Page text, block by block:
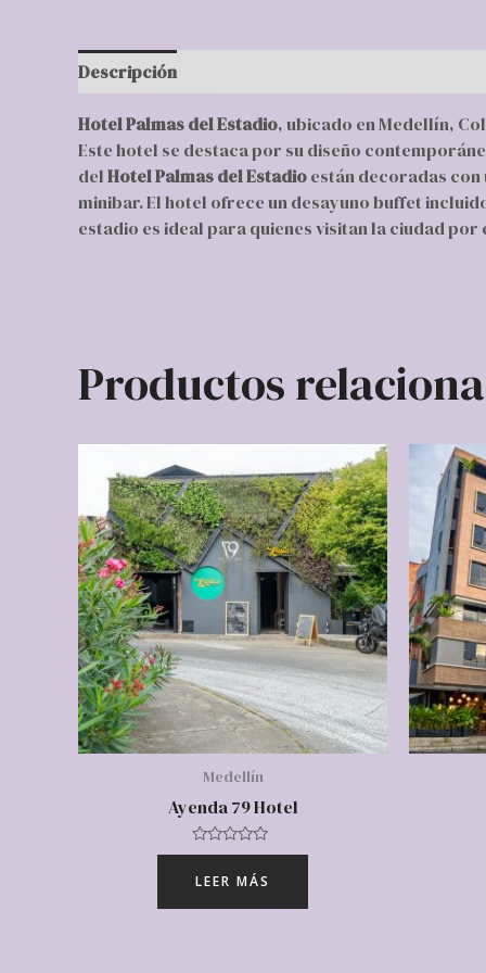
Descripción
Hotel Palmas del Estadio, ubicado en Medellín,
Este hotel se destaca por su diseño
delHotel Palmas del Estadioestán decoradas
minibar. El hotel ofrece un desayuno buffet
estadio es ideal para quienes visitan la ciudad
Productos
Medellín
Ayenda 79 Hotel
Valorado
0
5
LEER MÁS